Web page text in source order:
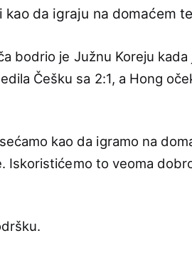
da igraju na domaćem
bodrio je Južnu Koreju
Češku sa 2:1, a Hong
kao da igramo na
Iskoristićemo to veoma